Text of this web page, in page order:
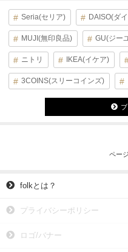
Seria(セリア) DAISO(ダ
MUJI(無印良品) GU(ジー
ニトリ IKEA(イケア)
3COINS(スリーコインズ)
ペー
folkとは？
プライバシーポリシー
ロゴ/バナー